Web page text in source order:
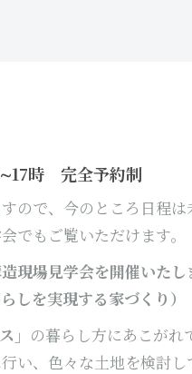
∼17時 完全予約制
で、今のところ日程は
でもご覧いただけます。
現場見学会を開催いたし
しを実現する家づくり）
」 の暮らし方にあこがれ
い、 色々な土地を検討